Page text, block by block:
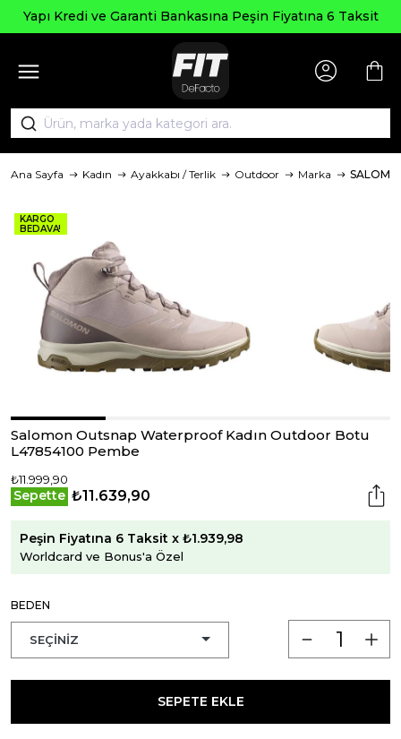
Yapı Kredi ve Garanti Bankasına Peşin Fiyatına 6 Taksit
Ana Sayfa Kadın Ayakkabı / Terlik Outdoor Marka
KARGO
BEDAVA!
Salomon Outsnap Waterproof Kadın Outdoor Botu
L47854100 Pembe
₺11.999,90
Sepette ₺11.639,90
Peşin Fiyatına 6 Taksit x ₺1.939,98
Worldcard ve Bonus'a Özel
BEDEN
SEPETE EKLE